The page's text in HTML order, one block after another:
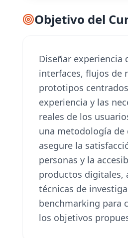
Objetivo del
Diseñar experiencia
interfaces, flujos de
prototipos
experiencia y las
reales de los
una metodología de
asegure la
personas y la
productos digitales,
técnicas de
benchmarking para
los objetivos